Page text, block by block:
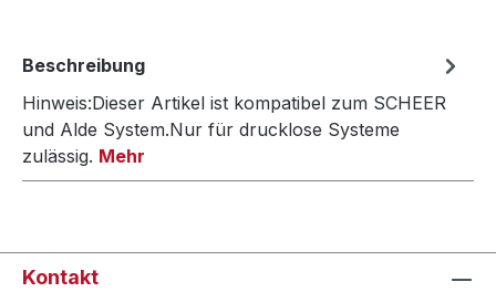
Beschreibung
Hinweis:Dieser Artikel ist kompatibel zum SCHEER
und Alde System.Nur für drucklose Systeme
zulässig. Mehr
Kontakt